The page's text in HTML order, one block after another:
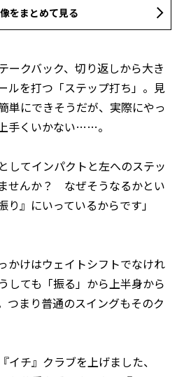
をまとめて見る
ークバック、切り返しから大き
ルを打つ「ステップ打ち」。見
単にできそうだが、実際にやっ
手くいかない……。
してインパクトと左へのステッ
せんか？ なぜそうなるかとい
り』にいっているからです」
かけはウェイトシフトでなけれ
しても「振る」から上半身から
つまり普通のスイングもそのク
イチ』クラブを上げました、